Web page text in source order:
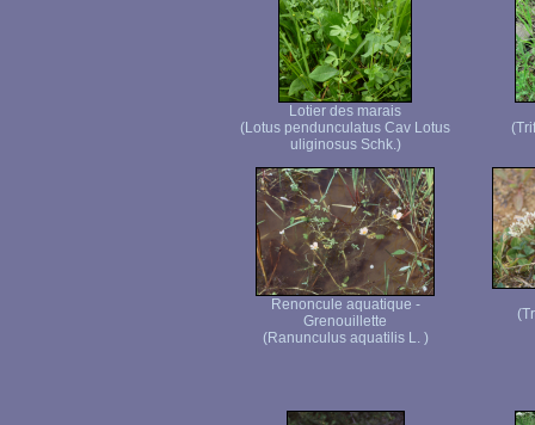
Lotier des marais
(Lotus pendunculatus Cav Lotus
uliginosus Schk.)
Renoncule aquatique -
Grenouillette
(Ranunculus aquatilis L. )